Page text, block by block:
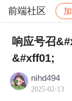
前端社区
社区 前端社区
响应号召
&#xff01;
nihd494
2025-02-13